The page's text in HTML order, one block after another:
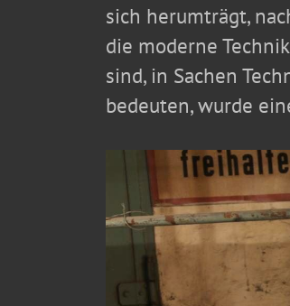
sich herumträgt,
die moderne
sind, in Sachen
bedeuten, wurde